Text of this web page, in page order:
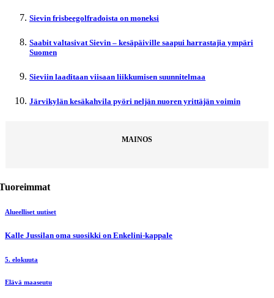
Sievin frisbeegolfradoista on moneksi
Saabit valtasivat Sievin – kesäpäiville saapui harrastajia ympäri
Suomen
Sieviin laaditaan viisaan liikkumisen suunnitelmaa
Järvikylän kesäkahvila pyöri neljän nuoren yrittäjän voimin
MAINOS
Alueelliset uutiset
Kalle Jussilan oma suosikki on Enkelini-kappale
5. elokuuta
Elävä maaseutu